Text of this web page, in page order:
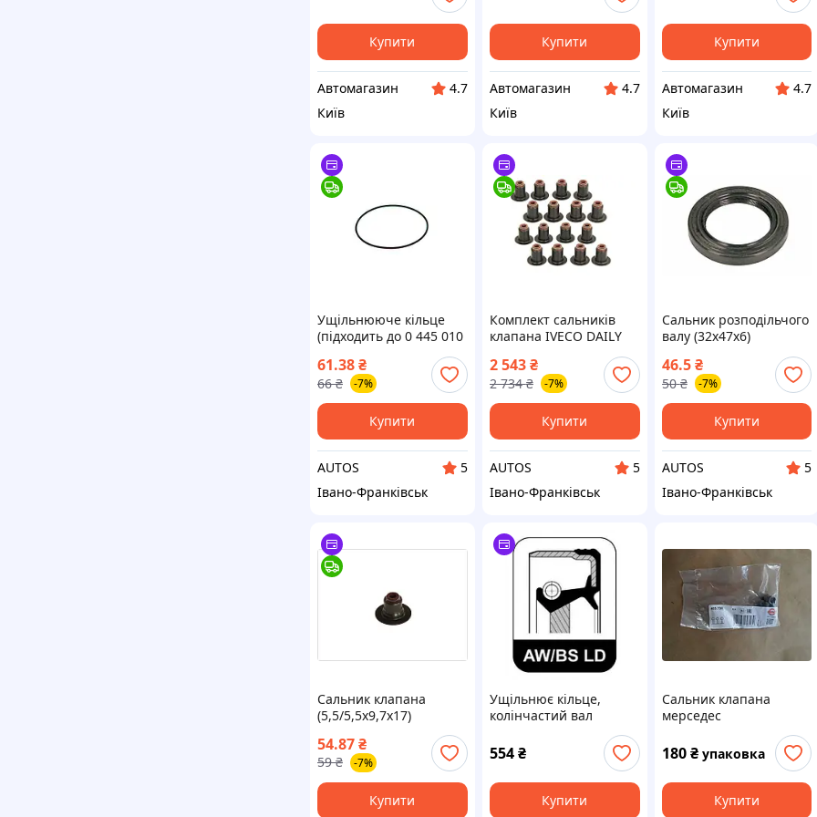
Купити
Автомагазин
4.7
Київ
Купити
Автомагазин
4.7
Київ
Купити
Автомагазин
4.7
Київ
Ущільнююче кільце
(підходить до 0 445 010
…, 0 445 020 ...) BOSCH
F 01M 100 371
61.38₴
66 ₴ -7%
Купити
AUTOS
5
Івано-Франківськ
Комплект сальників
клапана IVECO DAILY
DAILY VI, MASSIF,
POWER DAILY, CITROEN
JUMPER III, FIAT
DUCATO,
2 543₴
2 734 ₴ -7%
Купити
AUTOS
5
Івано-Франківськ
Сальник розподільчого
валу (32x47x6)
SPARK, DAEWOO KALOS,
LABO, MATIZ, TICO, GEO
METRO, TRACKER,
SUBARU JUSTY II,
46.5 ₴
50 ₴ -7%
Купити
AUTOS
5
Івано-Франківськ
Сальник клапана
(5,5/5,5x9,7x17)
CITROEN C4, C4 GRAND
PICASSO I, C4 I, C4
PICASSO I, C5 I, C5 II,
C5 III, C8, EVASION,
JUMPY I,
54.87₴
59 ₴ -7%
Купити
Ущільнює кільце,
колінчастий вал
ELRING 440830 на ALFA
ROMEO 155 (167)
554₴
Купити
Сальник клапана
мерседес
180 ₴ упаковка
Купити